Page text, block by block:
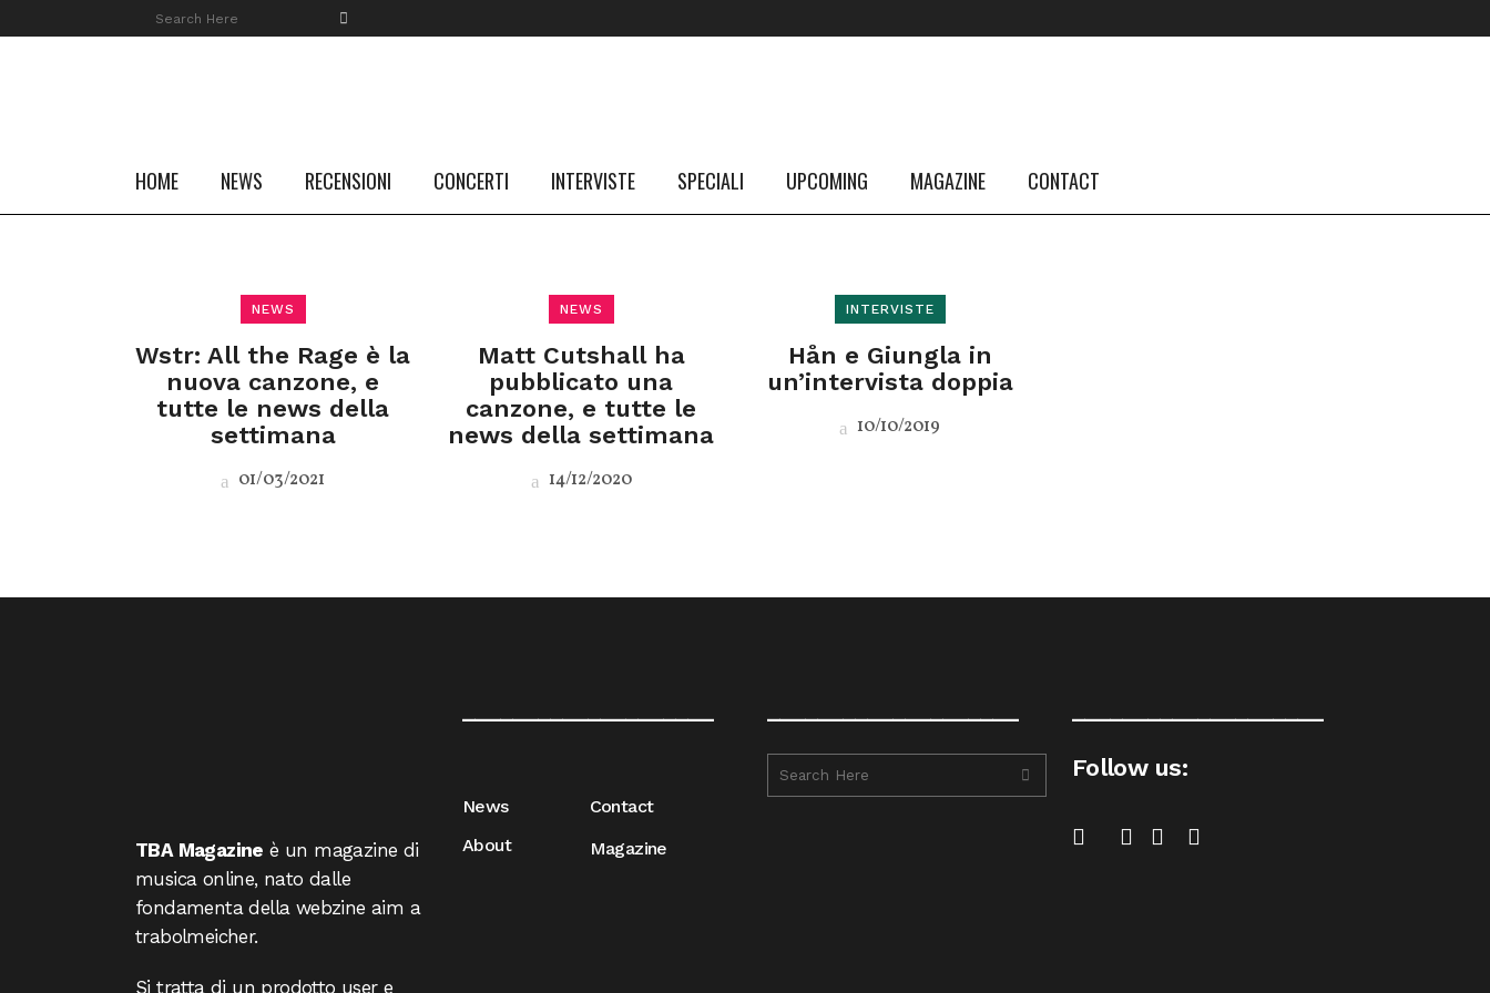
HOME NEWS RECENSIONI CONCERTI INTERVISTE SPECIALI UPCOMING MAGAZINE CONTACT
NEWS
Wstr: All the Rage è la
nuova canzone, e
tutte le news della
settimana
01/03/2021
NEWS
Matt Cutshall ha
pubblicato una
canzone, e tutte le
news della settimana
14/12/2020
INTERVISTE
Hån e Giungla in
un’intervista doppia
10/10/2019
FOLLOW US #TBA
INSTAGRAM FEED
TBA Magazine è un magazine di
musica online, nato dalle
fondamenta della webzine aim a
trabolmeicher.
Si tratta di un prodotto user e
News
About
Contact
Magazine
Follow us: